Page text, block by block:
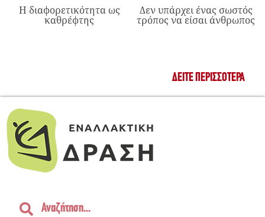
Η διαφορετικότητα ως
καθρέφτης
Δεν υπάρχει ένας σωστός
τρόπος να είσαι άνθρωπος
ΔΕΊΤΕ ΠΕΡΙΣΣΌΤΕΡΑ